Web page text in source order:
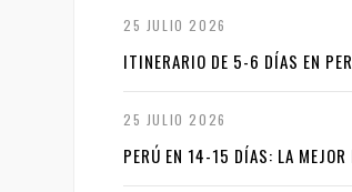
25 JULIO 2026
ITINERARIO DE 5-6 DÍAS EN
25 JULIO 2026
PERÚ EN 14-15 DÍAS: LA